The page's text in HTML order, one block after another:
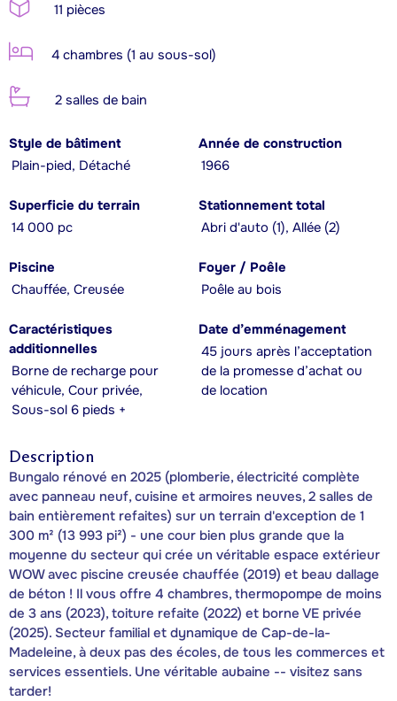
11 pièces
4 chambres (1 au sous-sol)
2 salles de bain
Style de bâtiment
Plain-pied, Détaché
Année de construction
1966
Superficie du terrain
14 000 pc
Stationnement total
Abri d'auto (1), Allée (2)
Piscine
Chauffée, Creusée
Foyer / Poêle
Poêle au bois
Caractéristiques
additionnelles
Borne de recharge pour
véhicule, Cour privée,
Sous-sol 6 pieds +
Date d’emménagement
45 jours après l’acceptation
de la promesse d’achat ou
de location
Description
Bungalo rénové en 2025 (plomberie, électricité complète
avec panneau neuf, cuisine et armoires neuves, 2 salles de
bain entièrement refaites) sur un terrain d'exception de 1
300 m² (13 993 pi²) - une cour bien plus grande que la
moyenne du secteur qui crée un véritable espace extérieur
WOW avec piscine creusée chauffée (2019) et beau dallage
de béton ! Il vous offre 4 chambres, thermopompe de moins
de 3 ans (2023), toiture refaite (2022) et borne VE privée
(2025). Secteur familial et dynamique de Cap-de-la-
Madeleine, à deux pas des écoles, de tous les commerces et
services essentiels. Une véritable aubaine -- visitez sans
tarder!